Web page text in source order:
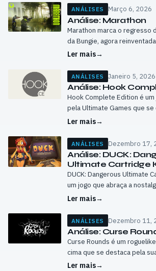
ANÁLISES Março 6, 2026
Análise: Marathon
Marathon marca o regresso
da Bungie, agora
shooter moderno. Este novo
bastante…
Ler mais→
ANÁLISES Janeiro 5, 2026
Análise: Hook
Hook Complete Edition é
pela Ultimate Games que
simplicidade e abordagem
Ler mais→
ANÁLISES Dezembro 17,
Análise: DUCK:
Ultimate Cartridge
DUCK: Dangerous Ultimate
um jogo que abraça a
mas com uma premissa
Ler mais→
ANÁLISES Dezembro 11,
Análise: Curse
Curse Rounds é um
cima que se destaca pela
acumulação de maldições. À
Ler mais→